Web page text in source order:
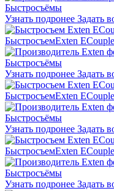
Быстросъёмы
Узнать подронее Задать
БыстросъемExten
Быстросъёмы
Узнать подронее Задать
БыстросъемExten
Быстросъёмы
Узнать подронее Задать
БыстросъемExten
Быстросъёмы
Узнать подронее Задать